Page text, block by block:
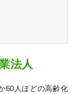
法人
60人ほどの高齢化